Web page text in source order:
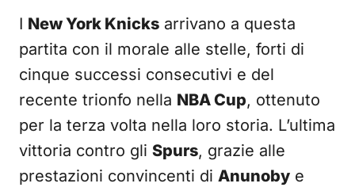
I New York Knicks arrivano a questa
partita con il morale alle stelle, forti di
cinque successi consecutivi e del
recente trionfo nella NBA Cup, ottenuto
per la terza volta nella loro storia. L’ultima
vittoria contro gli Spurs, grazie alle
prestazioni convincenti di Anunoby e